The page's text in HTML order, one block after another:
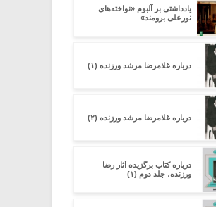
یادداشتی بر آلبوم «نواخته‌های
نورعلی برومند»
درباره غلامرضا مرشد ورزنده (۱)
درباره غلامرضا مرشد ورزنده (۲)
درباره کتاب برگزیده آثار رضا
ورزنده، جلد دوم (۱)